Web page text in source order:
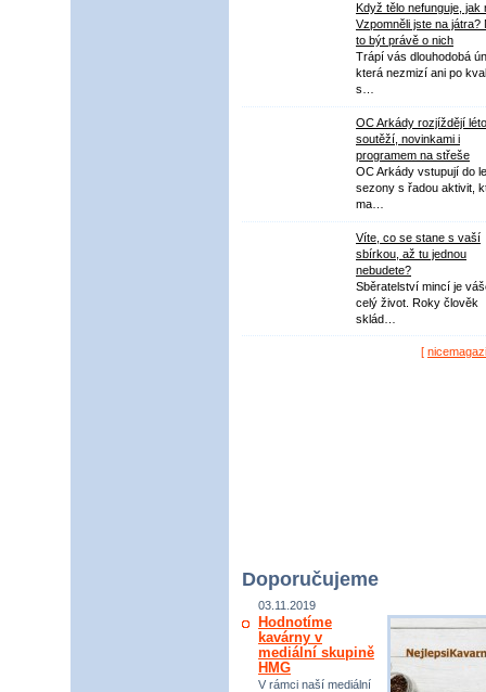
Když tělo nefunguje, jak
Vzpomněli jste na játra?
to být právě o nich
Trápí vás dlouhodobá
která nezmizí ani po
s…
OC Arkády rozjíždějí léto
soutěží, novinkami i
programem na střeše
OC Arkády vstupují do
sezony s řadou aktivit,
ma…
Víte, co se stane s vaší
sbírkou, až tu jednou
nebudete?
Sběratelství mincí je
celý život. Roky člověk
sklád…
[
Doporučujeme
03.11.2019
Hodnotíme
kavárny v
mediální skupině
HMG
V rámci naší mediální